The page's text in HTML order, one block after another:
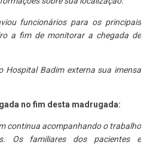
funcionários para os principais
a fim de monitorar a chegada de
Hospital Badim externa sua imensa
no fim desta madrugada:
continua acompanhando o trabalho
Os familiares dos pacientes e